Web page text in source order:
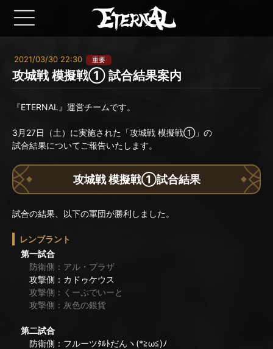
2021/03/30 22:30 重要
攻城戦 模擬戦① 試合結果案内
『ETERNAL』運営チームです。
3月27日（土）に実施された「攻城戦 模擬戦①」の
試合結果についてご報告いたします。
攻城戦 模擬戦①試合結果
試合の結果、以下の軍団が勝利しました。
レンブラント
第一試合
防衛側：アル・プラザ
攻撃側：カドゥケウス
攻撃側：くーぷでいーと
攻撃側：灰色の銀貨
第二試合
防衛側：フルーツﾀﾙﾄだんヽ(*≧ω≦)ﾉ